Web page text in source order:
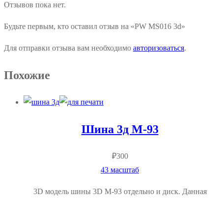
Отзывов пока нет.
Будьте первым, кто оставил отзыв на «PW MS016 3d»
Для отправки отзыва вам необходимо авторизоваться.
Похожие
Шина 3д М-93
₽300
43 масштаб
3D модель шины 3D М-93 отдельно и диск. Данная